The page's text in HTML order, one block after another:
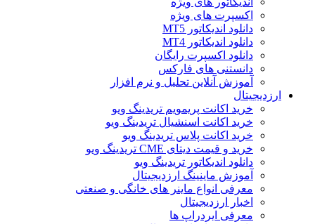
اکسپرت های ویژه
دانلود اندیکاتور MT5
دانلود اندیکاتور MT4
دانلود اکسپرت رایگان
دانستنی های فارکس
آموزش آنلاین تحلیل و نرم افزار
ارزدیجیتال
خرید اکانت پریمویم تریدینگ ویو
خرید اکانت اسنشیال تریدینگ ویو
خرید اکانت پلاس تریدینگ ویو
خرید و قیمت دیتای CME تریدینگ ویو
دانلود اندیکاتور تریدینگ ویو
آموزش ماینینگ ارزدیجیتال
معرفی انواع ماینر های خانگی و صنعتی
اخبار ارزدیجیتال
معرفی ایردراپ ها